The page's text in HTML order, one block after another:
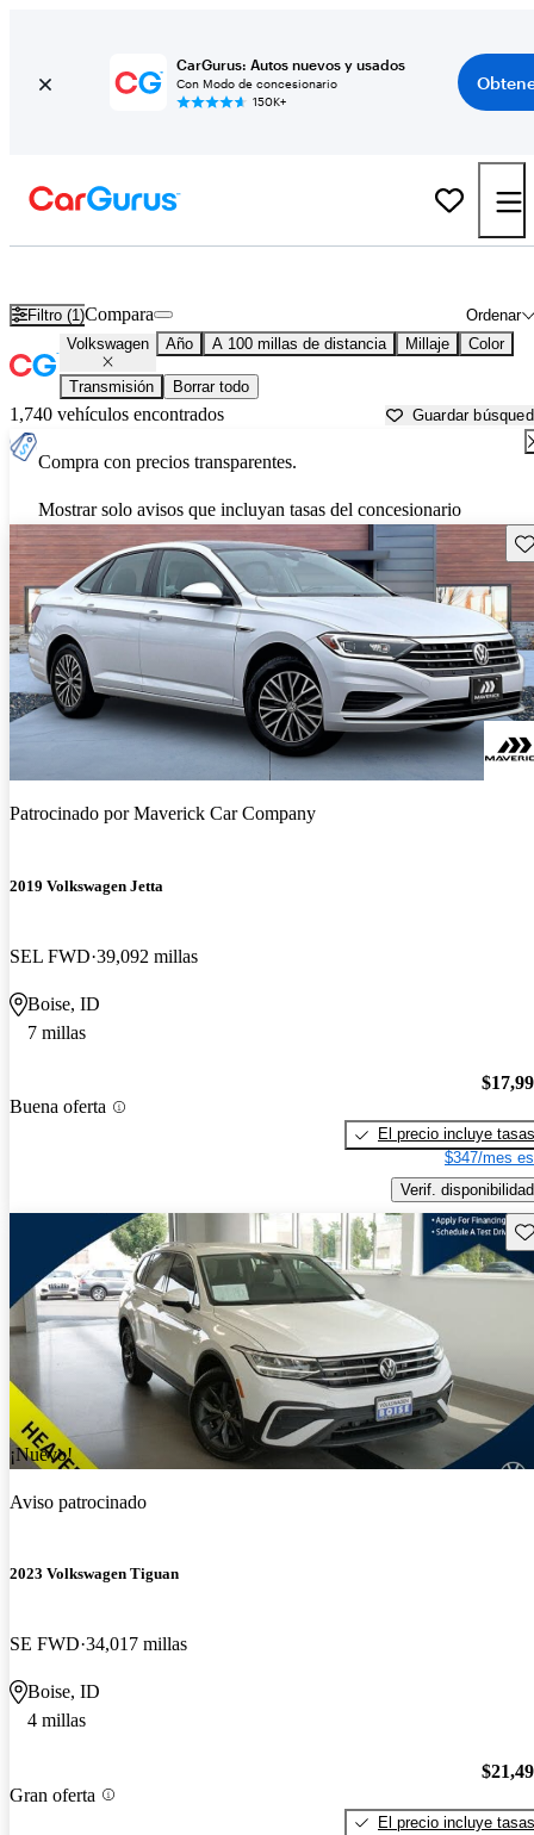
CarGurus: Autos nuevos y usados
Con Modo de concesionario
150K+
Filtro (1) Ordenar
Compara
Volkswagen Año A 100 millas de distancia Millaje Color
Transmisión Borrar todo
1,740 vehículos encontrados Guardar
Compra con precios transparentes.
Mostrar solo avisos que incluyan tasas del concesionario
Patrocinado porMaverick Car Company
2019 Volkswagen Jetta
SEL FWD 39,092 millas
Boise, ID
7 millas
Buena oferta
El precio incluye tasas
$347/mes
Verif. disponibilidad
¡Nuevo!
Aviso patrocinado
2023 Volkswagen Tiguan
SE FWD 34,017 millas
Boise, ID
4 millas
Gran oferta
El precio incluye tasas